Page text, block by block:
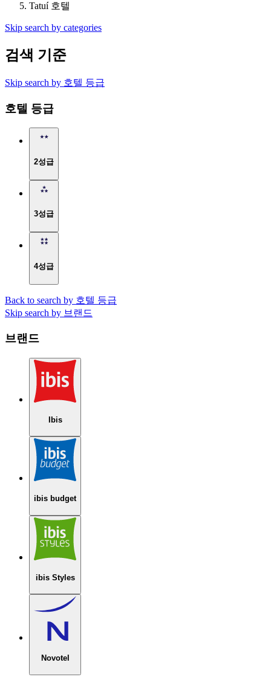
Tatuí 호텔
Skip search by categories
검색 기준
Skip search by 호텔 등급
호텔 등급
2성급
3성급
4성급
Back to search by 호텔 등급
Skip search by 브랜드
브랜드
Ibis
ibis budget
ibis Styles
Novotel